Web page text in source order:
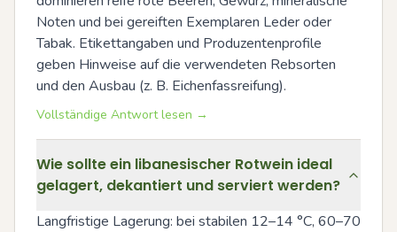
Noten und bei gereiften Exemplaren Leder oder
Tabak. Etikettangaben und Produzentenprofile
geben Hinweise auf die verwendeten Rebsorten
und den Ausbau (z. B. Eichenfassreifung).
Vollständige Antwort lesen →
Wie sollte ein libanesischer Rotwein ideal
gelagert, dekantiert und serviert werden?
Langfristige Lagerung: bei stabilen 12–14 °C, 60–70